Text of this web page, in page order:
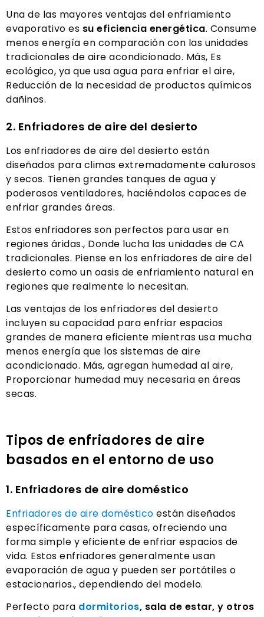
Una de las mayores ventajas del enfriamiento
evaporativo es su eficiencia energética. Consume
menos energía en comparación con las unidades
tradicionales de aire acondicionado. Más, Es
ecológico, ya que usa agua para enfriar el aire,
Reducción de la necesidad de productos químicos
dañinos.
2. Enfriadores de aire del desierto
Los enfriadores de aire del desierto están
diseñados para climas extremadamente calurosos
y secos. Tienen grandes tanques de agua y
poderosos ventiladores, haciéndolos capaces de
enfriar grandes áreas.
Estos enfriadores son perfectos para usar en
regiones áridas., Donde lucha las unidades de CA
tradicionales. Piense en los enfriadores de aire del
desierto como un oasis de enfriamiento natural en
regiones que realmente lo necesitan.
Las ventajas de los enfriadores del desierto
incluyen su capacidad para enfriar espacios
grandes de manera eficiente mientras usa mucha
menos energía que los sistemas de aire
acondicionado. Más, agregan humedad al aire,
Proporcionar humedad muy necesaria en áreas
secas.
Tipos de enfriadores de aire
basados ​​en el entorno de uso
1. Enfriadores de aire doméstico
Enfriadores de aire doméstico están diseñados
específicamente para casas, ofreciendo una
forma simple y eficiente de enfriar espacios de
vida. Estos enfriadores generalmente usan
evaporación de agua y pueden ser portátiles o
estacionarios., dependiendo del modelo.
Perfecto para dormitorios, sala de estar, y otros